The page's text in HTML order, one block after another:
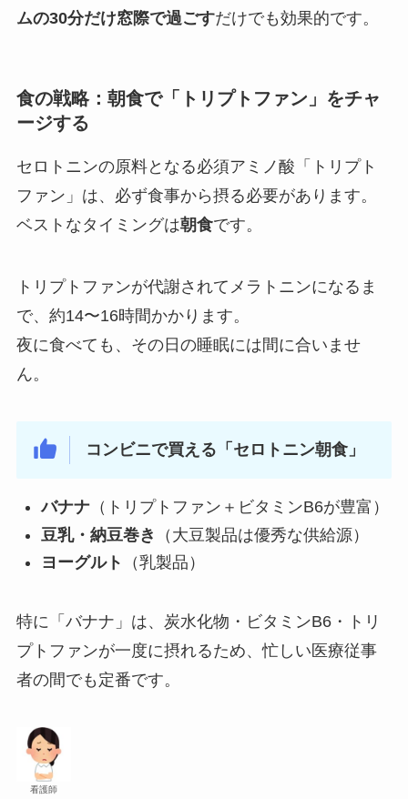
ムの30分だけ窓際で過ごすだけでも効果的です。
食の戦略：朝食で「トリプトファン」をチャ
ージする
セロトニンの原料となる必須アミノ酸「トリプト
ファン」は、必ず食事から摂る必要があります。
ベストなタイミングは朝食です。
トリプトファンが代謝されてメラトニンになるま
で、約14〜16時間かかります。
夜に食べても、その日の睡眠には間に合いませ
ん。
コンビニで買える「セロトニン朝食」
バナナ（トリプトファン＋ビタミンB6が豊富）
豆乳・納豆巻き
（大豆製品は優秀な供給源）
ヨーグルト
（乳製品）
特に「バナナ」は、炭水化物・ビタミンB6・トリ
プトファンが一度に摂れるため、忙しい医療従事
者の間でも定番です。
看護師